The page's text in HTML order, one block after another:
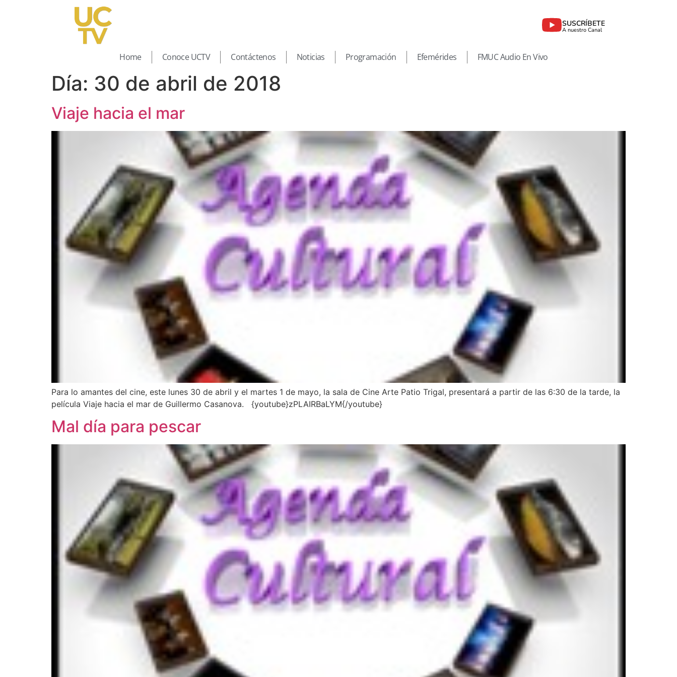
SUSCRÍBETE
A nuestro Canal
Home Conoce UCTV Contáctenos Noticias Programación Efemérides FMUC Audio En Vivo
Día: 30 de abril de 2018
Viaje hacia el mar
Para lo amantes del cine, este lunes 30 de abril y el martes 1 de mayo, la sala de Cine Arte Patio Trigal, presentará a partir de las 6:30 de la tarde, la
película Viaje hacia el mar de Guillermo Casanova. {youtube}zPLAIRBaLYM{/youtube}
Mal día para pescar